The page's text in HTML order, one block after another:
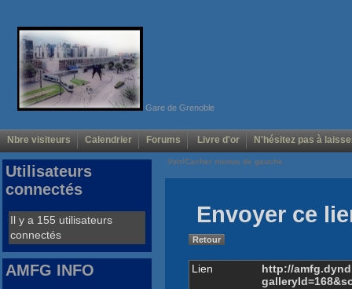
Gare de Grenoble
Nbre visiteurs Calendrier Forums Livre d'or N'hésitez pas à
Voir/Cacher menus de gauche
Envoyer ce
Retour
Lien
http://
Utilisateurs
connectés
Il y a 155 utilisateurs
connectés
AMFG INFO